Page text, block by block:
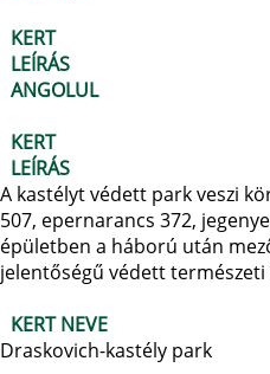
KERT
LEÍRÁS
ANGOLUL
KERT
LEÍRÁS
A kastélyt védett park veszi
507, epernarancs 372,
épületben a háború után
jelentőségű védett
KERT NEVE
Draskovich-kastély park